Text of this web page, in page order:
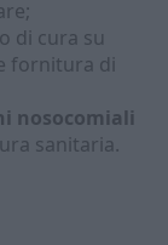
di cura su
fornitura di
nosocomiali
sanitaria.